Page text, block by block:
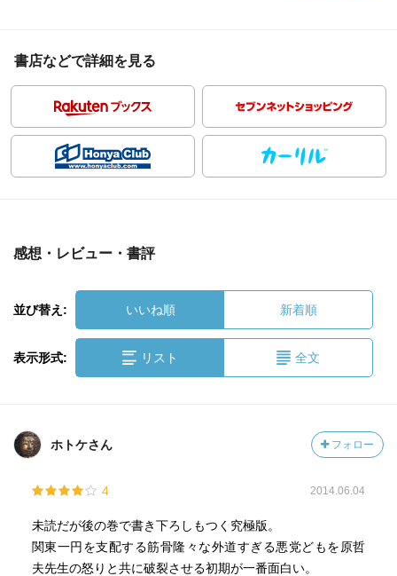
書店などで詳細を見る
感想・レビュー・書評
並び替え: いいね順 新着順
表示形式: リスト 全文
ホトケさん フォロー
4 2014.06.04
未読だが後の巻で書き下ろしもつく究極版。
関東一円を支配する筋骨隆々な外道すぎる悪党どもを原哲
夫先生の怒りと共に破裂させる初期が一番面白い。